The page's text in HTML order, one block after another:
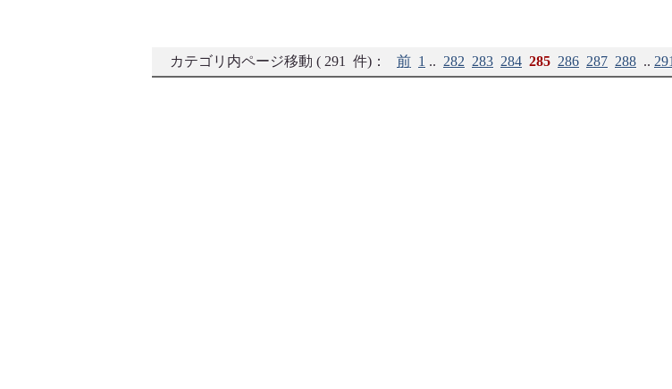
カテゴリ内ページ移動 ( 291 件)： 前 1 .. 282 283 284 285 286 287 288 .. 291